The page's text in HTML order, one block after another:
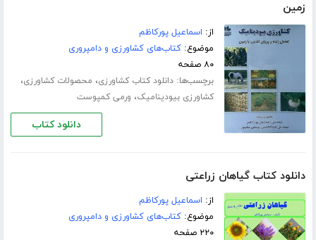
زمین
از: اسماعیل پورکاظم
موضوع:کتاب‌های کشاورزی و دامپروری
۸۰ صفحه
برچسب‌ها:دانلود کتاب کشاورزی، محصولات کشاورزی،
کشاورزی بیودینامیک، ورمی کمپوست
دانلود کتاب
دانلود کتاب گیاهان زراعتی
از: اسماعیل پورکاظم
موضوع:کتاب‌های کشاورزی و دامپروری
۲۲۰ صفحه